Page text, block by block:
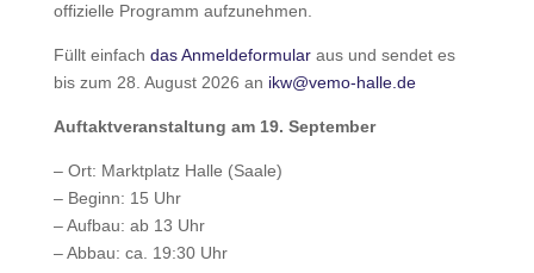
offizielle Programm aufzunehmen.
Füllt einfach das Anmeldeformular aus und sendet es
bis zum 28. August 2026 an ikw@vemo-halle.de
Auftaktveranstaltung am 19. September
– Ort: Marktplatz Halle (Saale)
– Beginn: 15 Uhr
– Aufbau: ab 13 Uhr
– Abbau: ca. 19:30 Uhr